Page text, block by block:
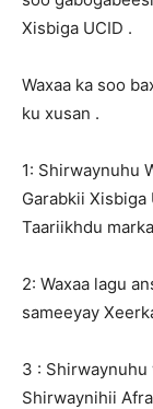
Xisbiga UCID .
Waxaa ka soo
ku xusan .
1: Shirwaynuhu
Garabkii Xisbiga
Taariikhdu
2: Waxaa lagu
sameeyay
3 : Shirwaynuhu
Shirwaynihii